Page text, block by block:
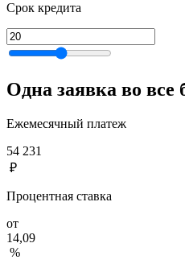
Срок кредита
Одна заявка во все
Ежемесячный платеж
54 231
₽
Процентная ставка
от
14,09
%